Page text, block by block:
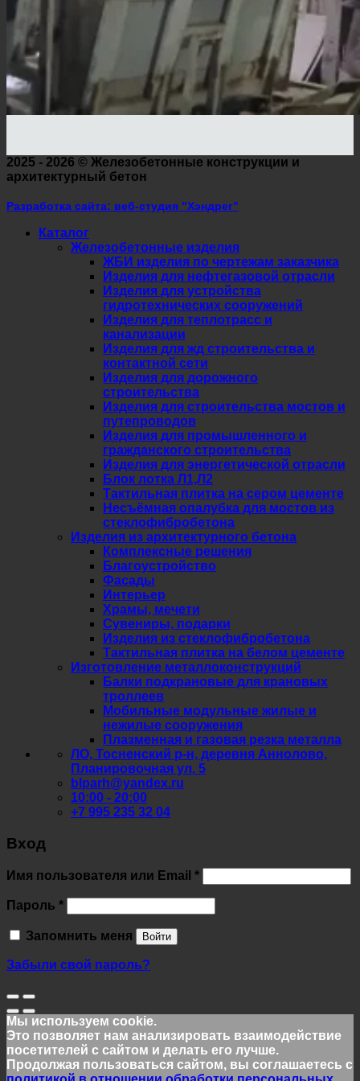
2025 - 2026 © Железобетонные конструкции и
архитектурный бетон
Разработка сайта: веб-студия "Хэндрег"
Каталог
Железобетонные изделия
ЖБИ изделия по чертежам заказчика
Изделия для нефтегазовой отрасли
Изделия для устройства
гидротехнических сооружений
Изделия для теплотрасс и
канализации
Изделия для жд строительства и
контактной сети
Изделия для дорожного
строительства
Изделия для строительства мостов и
путепроводов
Изделия для промышленного и
гражданского строительства
Изделия для энергетической отрасли
Блок лотка Л1,Л2
Тактильная плитка на сером цементе
Несъёмная опалубка для мостов из
стеклофибробетона
Изделия из архитектурного бетона
Комплексные решения
Благоустройство
Фасады
Интерьер
Храмы, мечети
Сувениры, подарки
Изделия из стеклофибробетона
Тактильная плитка на белом цементе
Изготовление металлоконструкций
Балки подкрановые для крановых
троллеев
Мобильные модульные жилые и
нежилые сооружения
Плазменная и газовая резка металла
ЛО, Тосненский р-н, деревня Аннолово,
Планировочная ул. 5
blparh@yandex.ru
10:00 - 20:00
+7 995 235 32 04
Вход
Имя пользователя или Email *Обязательно
Пароль *Обязательно
Запомнить меня Войти
Забыли свой пароль?
Мы используем cookie.
Это позволяет нам анализировать взаимодействие
посетителей с сайтом и делать его лучше.
Продолжая пользоваться сайтом, вы соглашаетесь с